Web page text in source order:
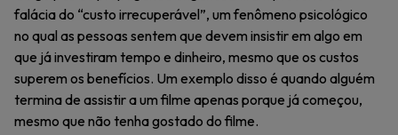
falácia do “custo irrecuperável”, um fenômeno psicológico
no qual as pessoas sentem que devem insistir em algo em
que já investiram tempo e dinheiro, mesmo que os custos
superem os benefícios. Um exemplo disso é quando alguém
termina de assistir a um filme apenas porque já começou,
mesmo que não tenha gostado do filme.